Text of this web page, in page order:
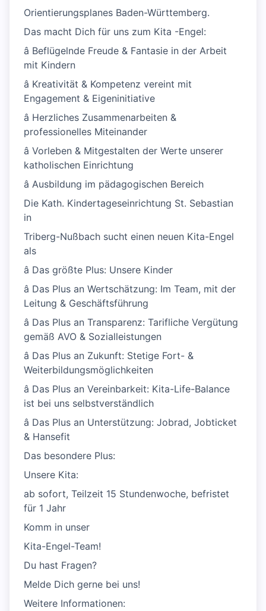
Orientierungsplanes Baden-Württemberg.
Das macht Dich für uns zum Kita -Engel:
â Beflügelnde Freude & Fantasie in der Arbeit
mit Kindern
â Kreativität & Kompetenz vereint mit
Engagement & Eigeninitiative
â Herzliches Zusammenarbeiten &
professionelles Miteinander
â Vorleben & Mitgestalten der Werte unserer
katholischen Einrichtung
â Ausbildung im pädagogischen Bereich
Die Kath. Kindertageseinrichtung St. Sebastian
in
Triberg-Nußbach sucht einen neuen Kita-Engel
als
â Das größte Plus: Unsere Kinder
â Das Plus an Wertschätzung: Im Team, mit der
Leitung & Geschäftsführung
â Das Plus an Transparenz: Tarifliche Vergütung
gemäß AVO & Sozialleistungen
â Das Plus an Zukunft: Stetige Fort- &
Weiterbildungsmöglichkeiten
â Das Plus an Vereinbarkeit: Kita-Life-Balance
ist bei uns selbstverständlich
â Das Plus an Unterstützung: Jobrad, Jobticket
& Hansefit
Das besondere Plus:
Unsere Kita:
ab sofort, Teilzeit 15 Stundenwoche, befristet
für 1 Jahr
Komm in unser
Kita-Engel-Team!
Du hast Fragen?
Melde Dich gerne bei uns!
Weitere Informationen: